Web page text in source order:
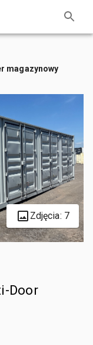
magazynowy
Zdjęcia: 7
Door